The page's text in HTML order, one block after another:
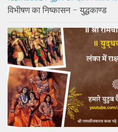
विभीषण का निष्कासन – युद्धकाण्ड